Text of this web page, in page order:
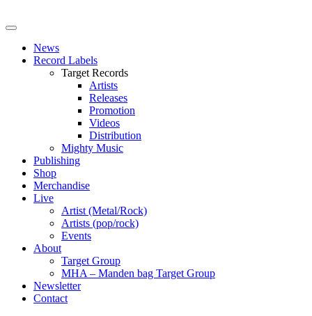
News
Record Labels
Target Records
Artists
Releases
Promotion
Videos
Distribution
Mighty Music
Publishing
Shop
Merchandise
Live
Artist (Metal/Rock)
Artists (pop/rock)
Events
About
Target Group
MHA – Manden bag Target Group
Newsletter
Contact